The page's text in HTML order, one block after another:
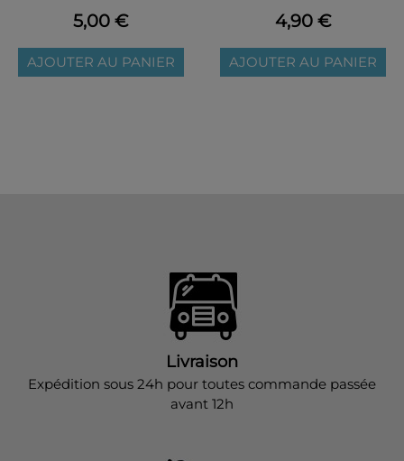
5,00 €
AJOUTER AU PANIER
4,90 €
AJOUTER AU PANIER
Livraison
Expédition sous 24h pour toutes commande passée
avant 12h